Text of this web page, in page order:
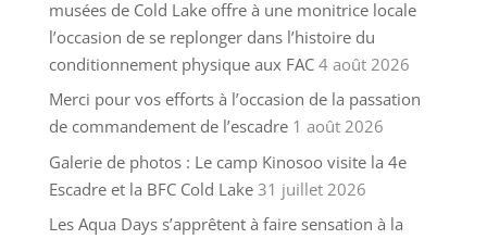
musées de Cold Lake offre à une monitrice locale
l’occasion de se replonger dans l’histoire du
conditionnement physique aux FAC 4 août 2026
Merci pour vos efforts à l’occasion de la passation
de commandement de l’escadre 1 août 2026
Galerie de photos : Le camp Kinosoo visite la 4e
Escadre et la BFC Cold Lake 31 juillet 2026
Les Aqua Days s’apprêtent à faire sensation à la